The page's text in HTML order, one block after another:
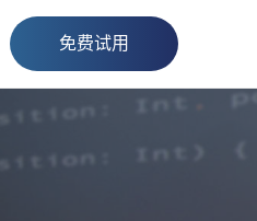
免费试用